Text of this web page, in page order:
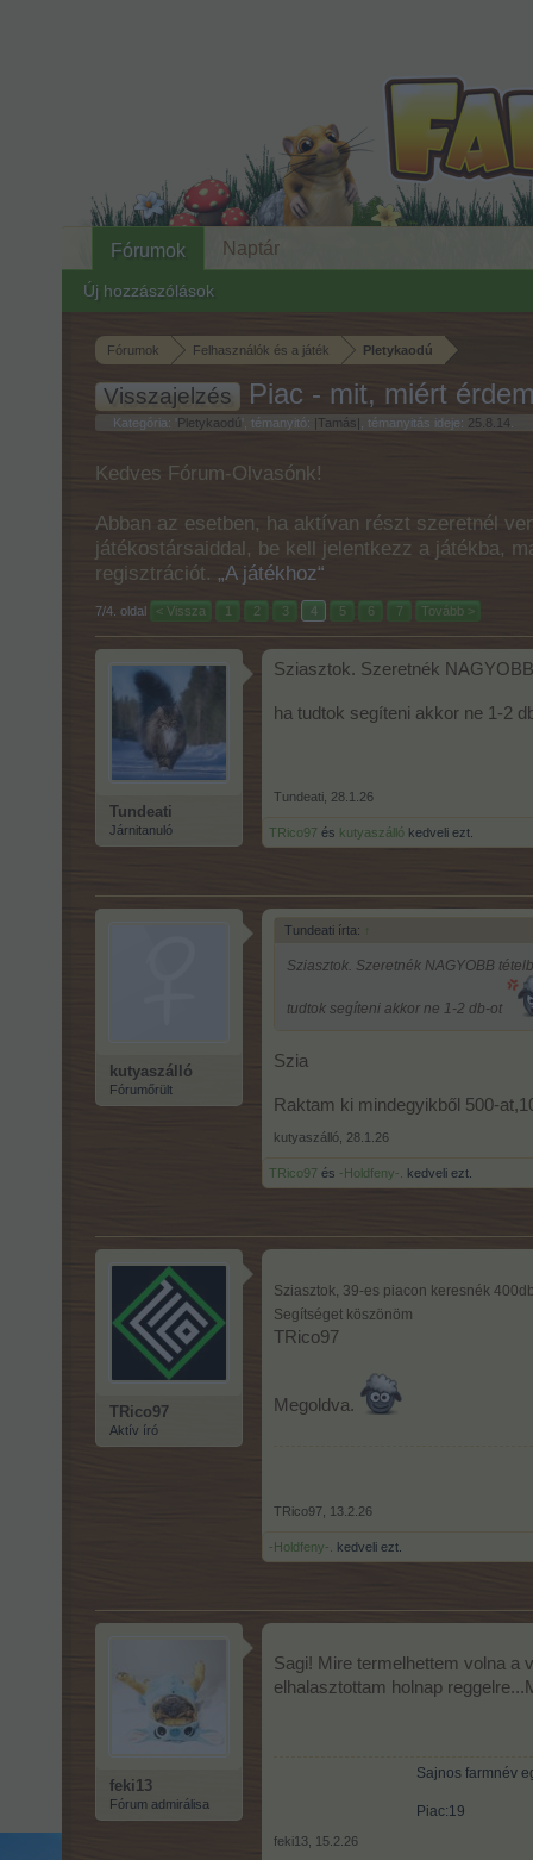
Fórumok Felhasználók és a játék Pletykaodú
Visszajelzés Piac - mit, miért
Kategória: ' Pletykaodú ', témanyitó: |Tamás| , témanyitás ideje: 25.8.14
Kedves Fórum-Olvasónk!
Abban az esetben, ha aktívan részt szeretnél
játékostársaiddal, be kell jelentkezz a játékba,
regisztrációt. „A játékhoz“
7/4. oldal < Vissza 1 2 3 4 5 6 7 Tovább >
Tundeati
Járnitanuló
Sziasztok. Szeretnék
ha tudtok segíteni akkor ne 1-2
Tundeati 28.1.26
TRico97 és kutyaszálló kedveli ezt.
kutyaszálló
Fórumőrült
Tundeati írta: ↑
Sziasztok. Szeretnék NAGYOBB
tudtok segíteni akkor ne 1-2 db-ot
Szia
Raktam ki mindegyikből 500-
kutyaszálló 28.1.26
TRico97 és -Holdfeny-. kedveli ezt.
TRico97
Aktív író
Sziasztok, 39-es piacon keresnék
Segítséget köszönöm
TRico97
Megoldva.
TRico97 13.2.26
-Holdfeny-. kedveli ezt.
feki13
Fórum admirálisa
Sagi! Mire termelhettem volna a
elhalasztottam holnap
Sajnos farmnév
Piac:19
feki13 15.2.26
Fórumok
Új hozzászólások
Naptár